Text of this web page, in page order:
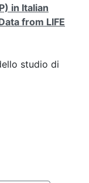
in Italian
from LIFE
studio di